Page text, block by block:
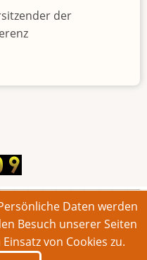
der
Rechte vorbehalten.
Daten werden
Besuch unserer Seiten
von Cookies zu.